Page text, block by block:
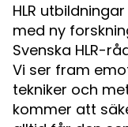
HLR
med ny
Svenska HLR-
Vi ser fram
tekniker och
kommer att